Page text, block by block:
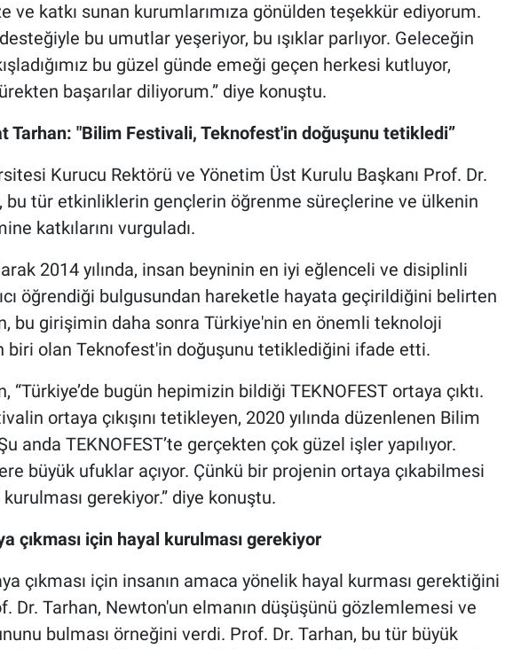
ve katkı sunan kurumlarımıza gönülden teşekkür ediyorum.
bu umutlar yeşeriyor, bu ışıklar parlıyor. Geleceğin
bu güzel günde emeği geçen herkesi kutluyor,
başarılar diliyorum.” diye konuştu.
Tarhan: "Bilim Festivali, Teknofest'in doğuşunu tetikledi”
Kurucu Rektörü ve Yönetim Üst Kurulu Başkanı Prof. Dr.
bu tür etkinliklerin gençlerin öğrenme süreçlerine ve ülkenin
katkılarını vurguladı.
2014 yılında, insan beyninin en iyi eğlenceli ve disiplinli
öğrendiği bulgusundan hareketle hayata geçirildiğini belirten
bu girişimin daha sonra Türkiye'nin en önemli teknoloji
biri olan Teknofest'in doğuşunu tetiklediğini ifade etti.
“Türkiye’de bugün hepimizin bildiği TEKNOFEST ortaya çıktı.
ortaya çıkışını tetikleyen, 2020 yılında düzenlenen Bilim
anda TEKNOFEST’te gerçekten çok güzel işler yapılıyor.
büyük ufuklar açıyor. Çünkü bir projenin ortaya çıkabilmesi
gerekiyor.” diye konuştu.
çıkması için hayal kurulması gerekiyor
çıkması için insanın amaca yönelik hayal kurması gerektiğini
Dr. Tarhan, Newton'un elmanın düşüşünü gözlemlemesi ve
bulması örneğini verdi. Prof. Dr. Tarhan, bu tür büyük